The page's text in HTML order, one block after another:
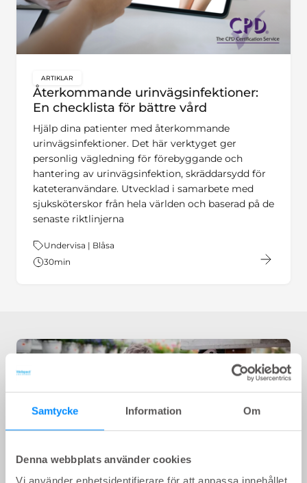
Samtycke Information Om
Denna webbplats använder cookies
Återkommande urinvägsinfektioner:
En checklista för bättre vård
key:global.content-type:
ARTIKLAR
Hjälp dina patienter med återkommande
urinvägsinfektioner. Det här verktyget ger
personlig vägledning för förebyggande och
hantering av urinvägsinfektion, skräddarsydd för
kateteranvändare. Utvecklad i samarbete med
sjuksköterskor från hela världen och baserad på de
senaste riktlinjerna
Tema:
Undervisa | Blåsa
30min